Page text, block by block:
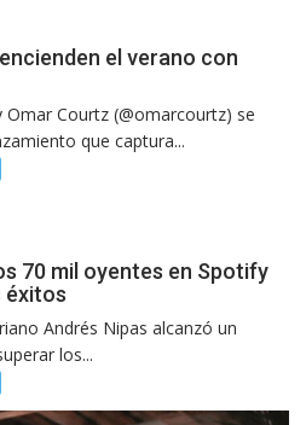
el verano con
Omar Courtz (@omarcourtz) se
que captura...
70 mil oyentes en Spotify
éxitos
Andrés Nipas alcanzó un
los...